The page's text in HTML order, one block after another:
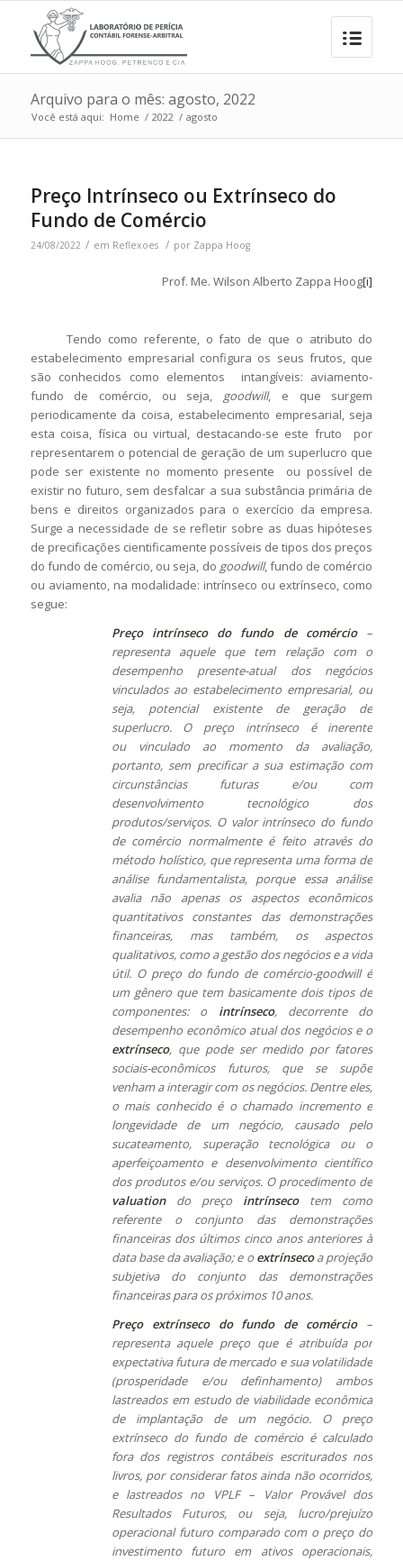
Arquivo para o mês: agosto, 2022
Você está aqui: Home / 2022 / agosto
Preço Intrínseco ou Extrínseco do
Fundo de Comércio
24/08/2022 / em Reflexoes / por Zappa Hoog
Prof. Me. Wilson Alberto Zappa Hoog[i]
Tendo como referente, o fato de que o atributo do
estabelecimento empresarial configura os seus frutos, que
são conhecidos como elementos intangíveis: aviamento-
fundo de comércio, ou seja, goodwill, e que surgem
periodicamente da coisa, estabelecimento empresarial, seja
esta coisa, física ou virtual, destacando-se este fruto por
representarem o potencial de geração de um superlucro que
pode ser existente no momento presente ou possível de
existir no futuro, sem desfalcar a sua substância primária de
bens e direitos organizados para o exercício da empresa.
Surge a necessidade de se refletir sobre as duas hipóteses
de precificações cientificamente possíveis de tipos dos preços
do fundo de comércio, ou seja, do goodwill, fundo de comércio
ou aviamento, na modalidade: intrínseco ou extrínseco, como
segue:
Preço intrínseco do fundo de comércio –
representa aquele que tem relação com o
desempenho presente-atual dos negócios
vinculados ao estabelecimento empresarial, ou
seja,potencial existente de geração de
superlucro. O preço intrínseco é inerente
ou vinculado ao momento da avaliação,
portanto, sem precificar a sua estimação com
circunstânciasfuturas e/ou com
desenvolvimento tecnológico dos
produtos/serviços.O valor intrínseco do fundo
de comércio normalmente é feito através do
método holístico, que representa uma forma de
análise fundamentalista, porque essa análise
avalia não apenas os aspectos econômicos
quantitativos constantes das demonstrações
financeiras, mas também, os aspectos
qualitativos, como a gestão dos negócios e a vida
útil. O preço do fundo de comércio-goodwill é
um gêneroquetem basicamente dois tipos de
componentes: o intrínseco, decorrente do
desempenho econômico atual dos negócios e o
extrínseco, que pode ser medido por fatores
sociais-econômicos futuros, que se supõe
venham a interagir com os negócios. Dentre eles,
o mais conhecido é o chamado incremento e
longevidade de um negócio, causado pelo
sucateamento,superação tecnológica ou o
aperfeiçoamento e desenvolvimento científico
dos produtos e/ou serviços. O procedimento de
valuationdo preço intrínsecotem como
referente o conjunto das demonstrações
financeiras dos últimos cinco anos anteriores à
data base da avaliação;e o extrínsecoa projeção
subjetiva do conjunto das demonstrações
financeiras para os próximos 10 anos.
Preço extrínseco do fundo de comércio –
representa aquele preço que é atribuída por
expectativa futura de mercado e sua volatilidade
(prosperidade e/ou definhamento)ambos
lastreados em estudo de viabilidade econômica
de implantação de um negócio. O preço
extrínseco do fundo de comércio é calculado
fora dos registros contábeis escriturados nos
livros, por considerar fatos ainda não ocorridos,
e lastreados no VPLF – Valor Provável dos
Resultados Futuros, ou seja, lucro/prejuízo
operacional futuro comparado com o preço do
investimento futuro em ativos operacionais,